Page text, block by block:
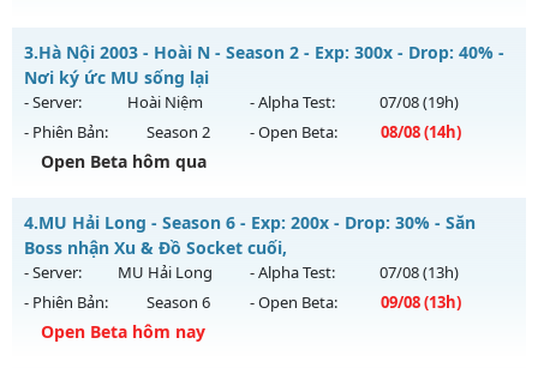
Kiểu reset: Reset In Game
Thể loại: Mu Nguyên bản Webzen
Antihack: antihack
Cày Cực Thích - Drop Cao - Đánh Quái Nhận WC Ngọc
Mu mới ra tháng 08 2026 - Mở máy chủ
13h ngày 16/08/2626
Exp: 800x - Drop: 20%
Kiểu reset: Reset In Game
Antihack: BDC
3.Hà Nội 2003 - Hoài N - Season 2 - Exp: 300x - Drop: 40% -
Nơi ký ức MU sống lại
- Server: Hoài Niệm - Alpha Test: 07/08(19h)
- Phiên Bản:
Season 2 - Open Beta: 08/08(14h)
Open Beta hôm qua
Hà Nội 2003 - Hoài N - Nơi ký ức MU sống lại
Mu mới ra tháng 08 2026 - Mở máy chủ
ngày 08/08/2626
Exp: 300x - Drop: 40%
Kiểu reset: Reset In Game
4.MU Hải Long - Season 6 - Exp: 200x - Drop: 30% - Săn
Boss nhận Xu & Đồ Socket cuối,
- Server: MU Hải Long - Alpha Test: 07/08(13h)
- Phiên Bản:
Season 6 - Open Beta: 09/08(13h)
Open Beta hôm nay